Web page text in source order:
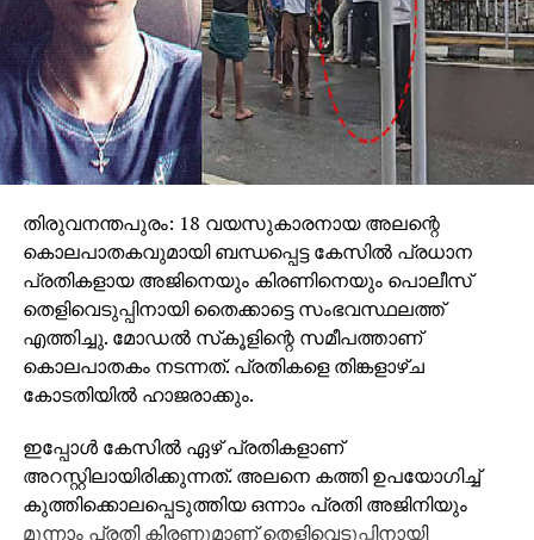
തിരുവനന്തപുരം: 18 വയസുകാരനായ അലന്റെ
കൊലപാതകവുമായി ബന്ധപ്പെട്ട കേസില്‍ പ്രധാന
പ്രതികളായ അജിനെയും കിരണിനെയും പൊലീസ്
തെളിവെടുപ്പിനായി തൈക്കാട്ടെ സംഭവസ്ഥലത്ത്
എത്തിച്ചു. മോഡല്‍ സ്‌കൂളിന്റെ സമീപത്താണ്
കൊലപാതകം നടന്നത്. പ്രതികളെ തിങ്കളാഴ്ച
കോടതിയില്‍ ഹാജരാക്കും.
ഇപ്പോള്‍ കേസില്‍ ഏഴ് പ്രതികളാണ്
അറസ്റ്റിലായിരിക്കുന്നത്. അലനെ കത്തി ഉപയോഗിച്ച്
കുത്തിക്കൊലപ്പെടുത്തിയ ഒന്നാം പ്രതി അജിനിയും
മൂന്നാം പ്രതി കിരണുമാണ് തെളിവെടുപ്പിനായി